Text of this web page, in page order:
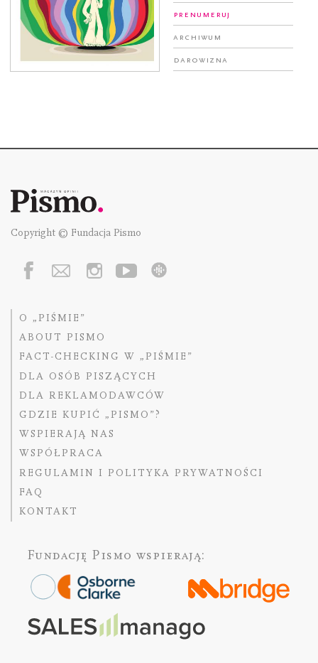
Prenumeruj
Archiwum
Darowizna
Copyright © Fundacja Pismo
O „PIŚMIE”
ABOUT PISMO
FACT-CHECKING W „PIŚMIE”
DLA OSÓB PISZĄCYCH
DLA REKLAMODAWCÓW
GDZIE KUPIĆ „PISMO”?
WSPIERAJĄ NAS
WSPÓŁPRACA
REGULAMIN I POLITYKA PRYWATNOŚCI
FAQ
KONTAKT
Fundację Pismo wspierają: